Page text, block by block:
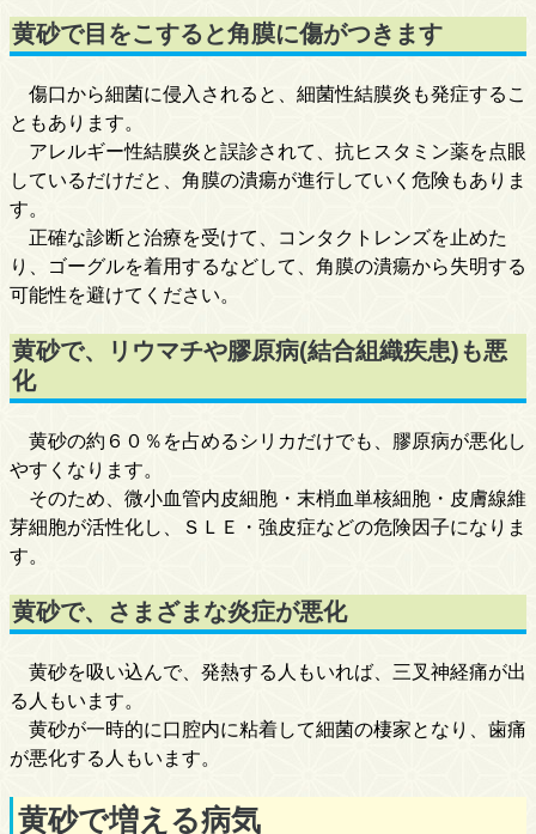
黄砂で目をこすると角膜に傷がつきます
傷口から細菌に侵入されると、細菌性結膜炎も発症するこ
ともあります。
アレルギー性結膜炎と誤診されて、抗ヒスタミン薬を点眼
しているだけだと、角膜の潰瘍が進行していく危険もありま
す。
正確な診断と治療を受けて、コンタクトレンズを止めた
り、ゴーグルを着用するなどして、角膜の潰瘍から失明する
可能性を避けてください。
黄砂で、リウマチや膠原病(結合組織疾患)も悪
化
黄砂の約６０％を占めるシリカだけでも、膠原病が悪化し
やすくなります。
そのため、微小血管内皮細胞・末梢血単核細胞・皮膚線維
芽細胞が活性化し、ＳＬＥ・強皮症などの危険因子になりま
す。
黄砂で、さまざまな炎症が悪化
黄砂を吸い込んで、発熱する人もいれば、三叉神経痛が出
る人もいます。
黄砂が一時的に口腔内に粘着して細菌の棲家となり、歯痛
が悪化する人もいます。
黄砂で増える病気